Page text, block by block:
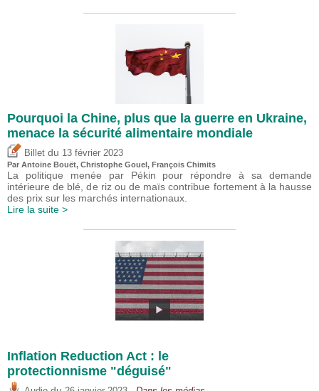
Pourquoi la Chine, plus que la guerre en Ukraine,
menace la sécurité alimentaire mondiale
Billet du 13 février 2023
Par Antoine Bouët, Christophe Gouel , François Chimits
La politique menée par Pékin pour répondre à sa demande
intérieure de blé, de riz ou de maïs contribue fortement à la hausse
des prix sur les marchés internationaux.
Lire la suite >
Inflation Reduction Act : le
protectionnisme "déguisé"